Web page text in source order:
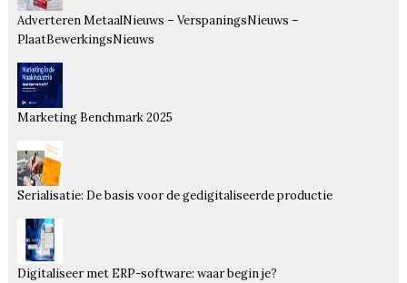
Adverteren MetaalNieuws – VerspaningsNieuws –
PlaatBewerkingsNieuws
Marketing Benchmark 2025
Serialisatie: De basis voor de gedigitaliseerde productie
Digitaliseer met ERP-software: waar begin je?